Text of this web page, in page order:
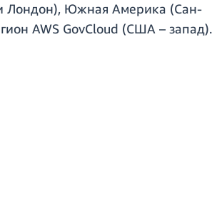
Лондон), Южная Америка (Сан-
AWS GovCloud (США – запад).